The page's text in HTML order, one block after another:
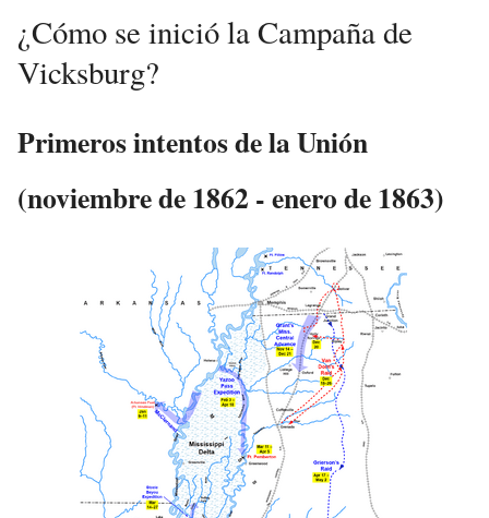
¿Cómo se inició la Campaña de
Vicksburg?
Primeros intentos de la Unión
(noviembre de 1862 - enero de 1863)